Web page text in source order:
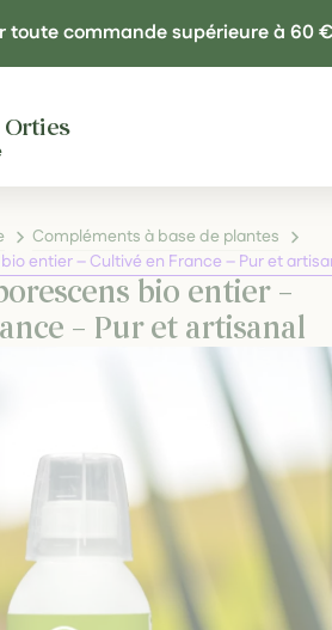
toute commande supérieure à 60 €
Orties
Compléments à base de plantes
entier – Cultivé en France – Pur et
bio entier –
– Pur et artisanal